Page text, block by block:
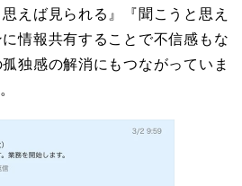
えば見られる』『聞こうと思え
情報共有することで不信感もな
独感の解消にもつながっていま